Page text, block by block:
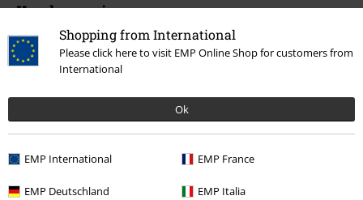
Shopping from International
Please click here to visit EMP Online Shop for customers from
International
Ok
EMP International EMP France
EMP Deutschland EMP Italia
Kundenservice
FAQ / Hilfe
Rückgaberichtlinien